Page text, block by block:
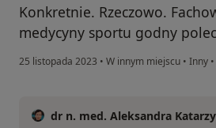
Konkretnie. Rzeczowo.
medycyny sportu godny
25 listopada 2023 • W innym miejscu • Inny •
dr n. med. Aleksandra